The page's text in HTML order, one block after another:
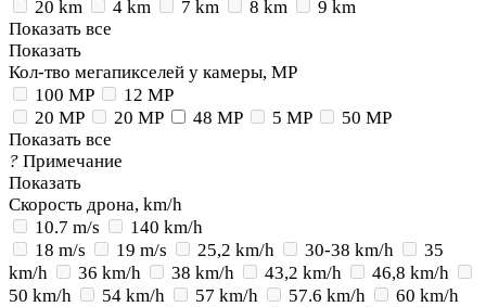
20 km 4 km 7 km 8 km
9 km
Показать все
Показать
Кол-тво мегапикселей у камеры, MP
100 MP
12 MP
20 MP
20 MP 48 MP 5 MP
50 MP
Показать все
? Примечание
Показать
Скорость дрона, km/h
10.7 m/s
140 km/h
18 m/s
19 m/s 25,2 km/h 30-38 km/h
35
km/h
36 km/h 38 km/h 43,2 km/h
46,8 km/h
50 km/h
54 km/h 57 km/h 57.6 km/h
60 km/h